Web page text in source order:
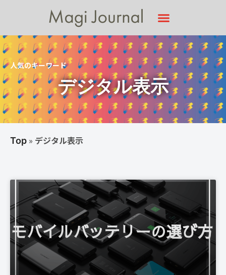
人気のキーワード
デジタル表示
Top » デジタル表示